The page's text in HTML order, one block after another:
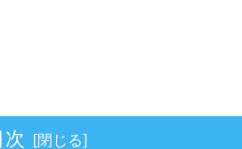
次